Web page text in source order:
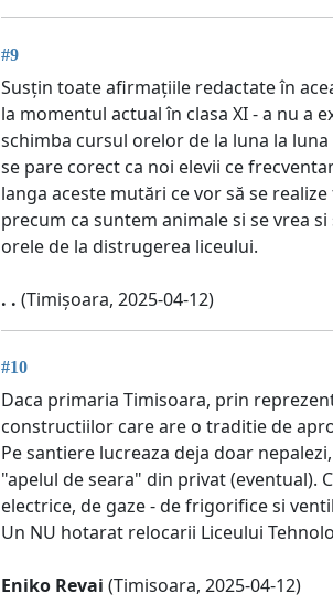
#9
Susțin toate afirmațiile redactate în
la momentul actual în clasa XI - a nu a
schimba cursul orelor de la luna la
se pare corect ca noi elevii ce
langa aceste mutări ce vor să se
precum ca suntem animale si se vrea
orele de la distrugerea liceului.
. . (Timișoara, 2025-04-12)
#10
Daca primaria Timisoara, prin
constructiilor care are o traditie de
Pe santiere lucreaza deja doar
"apelul de seara" din privat (eventual).
electrice, de gaze - de frigorifice si
Un NU hotarat relocarii Liceului
Eniko Revai (Timisoara, 2025-04-12)